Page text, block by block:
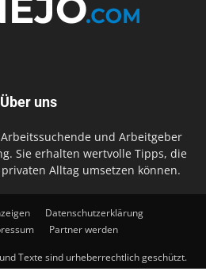
Über uns
und Arbeitgeber
Sie erhalten wertvolle Tipps, die
Alltag umsetzen können.
Datenschutzerklärung
Partner werden
Texte sind urheberrechtlich geschützt.